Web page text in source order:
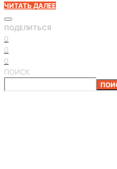
ЧИТАТЬ ДАЛЕЕ
ПОДЕЛИТЬСЯ
0
0
0
ПОИСК